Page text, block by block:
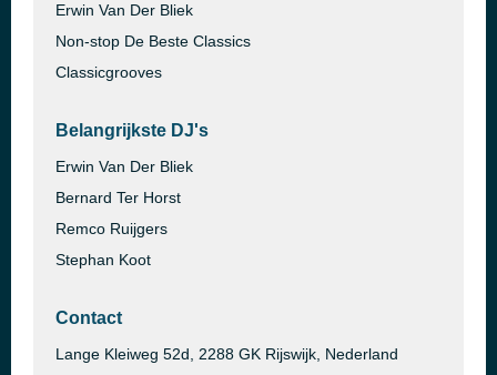
Erwin Van Der Bliek
Non-stop De Beste Classics
Classicgrooves
Belangrijkste DJ's
Erwin Van Der Bliek
Bernard Ter Horst
Remco Ruijgers
Stephan Koot
Contact
Lange Kleiweg 52d, 2288 GK Rijswijk, Nederland